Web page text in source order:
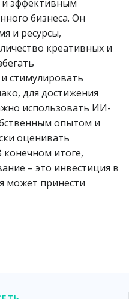
и эффективным
бизнеса. Он
и ресурсы,
креативных и
стимулировать
для достижения
использовать ИИ-
опытом и
оценивать
итоге,
– это инвестиция в
может принести